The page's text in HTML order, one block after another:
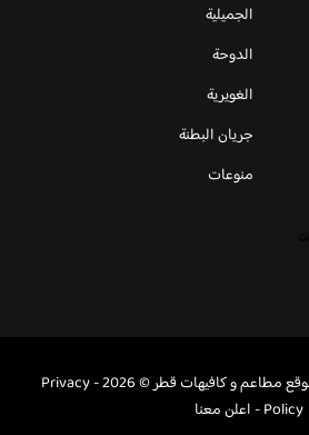
الجميلية
الدوحة
الغويرية
جريان البطنة
منوعات
و كافيهات قطر © 2026 -
Privacy
Policy
-اعلن معنا